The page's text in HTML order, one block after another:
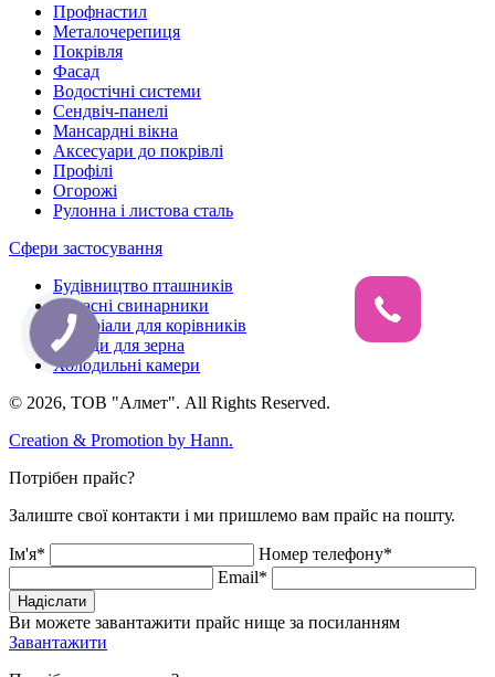
Профнастил
Металочерепиця
Покрівля
Фасад
Водостічні системи
Сендвіч-панелі
Мансардні вікна
Аксесуари до покрівлі
Профілі
Огорожі
Рулонна і листова сталь
Сфери застосування
Будівництво пташників
Сучасні свинарники
Матеріали для корівників
Склади для зерна
Холодильні камери
© 2026, ТОВ "Алмет". All Rights Reserved.
Creation & Promotion by Hann.
Потрібен прайс?
Залиште свої контакти і ми пришлемо вам прайс на пошту.
Ім'я*
Номер телефону*
Email*
Надіслати
Ви можете завантажити прайс нище за посиланням
Завантажити